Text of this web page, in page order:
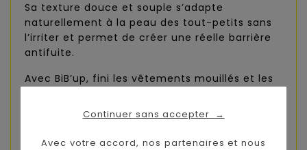
Continuer sans accepter →
Avec votre accord, nos partenaires et nous
Sa texture douce et souple s’adapte
naturellement à la peau des tout-petits sans
l’irriter et permet de créer une réelle barrière
antifuite.
Avec BiB’up, fini les vêtements mouillés et les
Trois Kilos Sept s’est associée à Flean’Up* pour